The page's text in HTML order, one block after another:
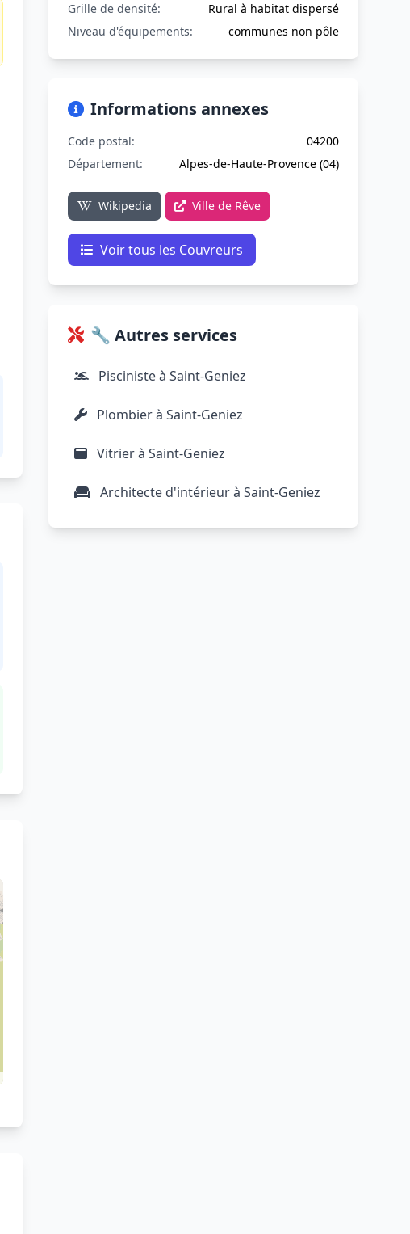
Grille de densité:
Rural à habitat dispersé
Niveau d'équipements:
communes non pôle
Informations annexes
Code postal:
04200
Département:
Alpes-de-Haute-Provence (04)
Wikipedia Ville de Rêve
Voir tous les Couvreurs
🔧 Autres services
Pisciniste à Saint-Geniez
Plombier à Saint-Geniez
Vitrier à Saint-Geniez
Architecte d'intérieur à Saint-Geniez